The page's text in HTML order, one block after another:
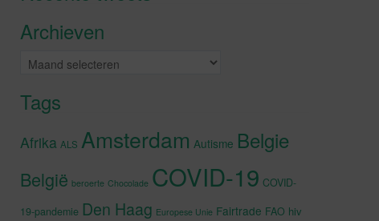
Archieven
Archieven
Tags
Afrika ALS Amsterdam Autisme Belgie
België beroerte Chocolade COVID-19 COVID-
19-pandemie Den Haag Europese Unie Fairtrade FAO hiv